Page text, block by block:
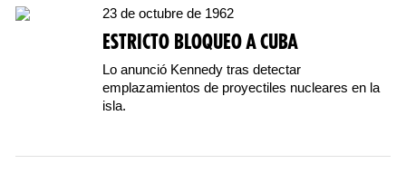
23 de octubre de 1962
ESTRICTO BLOQUEO A CUBA
Lo anunció Kennedy tras detectar
emplazamientos de proyectiles nucleares en la
isla.